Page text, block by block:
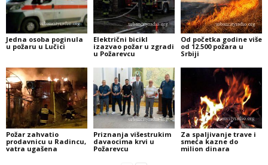
Jedna osoba poginula
u požaru u Lučici
Električni bicikl
izazvao požar u zgradi
u Požarevcu
Od početka godine više
od 12.500 požara u
Srbiji
Požar zahvatio
prodavnicu u Radincu,
vatra ugašena
Priznanja višestrukim
davaocima krvi u
Požarevcu
Za spaljivanje trave i
smeća kazne do
milion dinara